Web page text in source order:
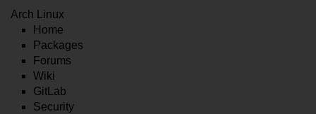
Arch Linux
Home
Packages
Forums
Wiki
GitLab
Security